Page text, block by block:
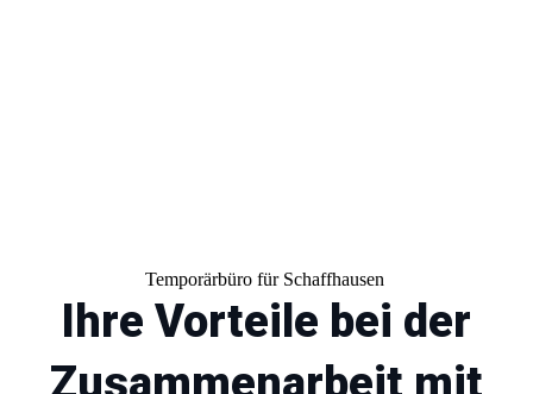
Temporärbüro für Schaffhausen
Ihre Vorteile bei der
Zusammenarbeit mit